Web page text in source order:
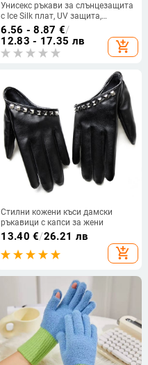
Унисекс ръкави за слънцезащита
с Ice Silk плат, UV защита,
свободна кройка за колоездене
6.56 - 8.87 €/
12.83 - 17.35 лв
add_shopping_cart
Стилни кожени къси дамски
ръкавици с капси за жени
13.40 €/26.21 лв
add_shopping_cart